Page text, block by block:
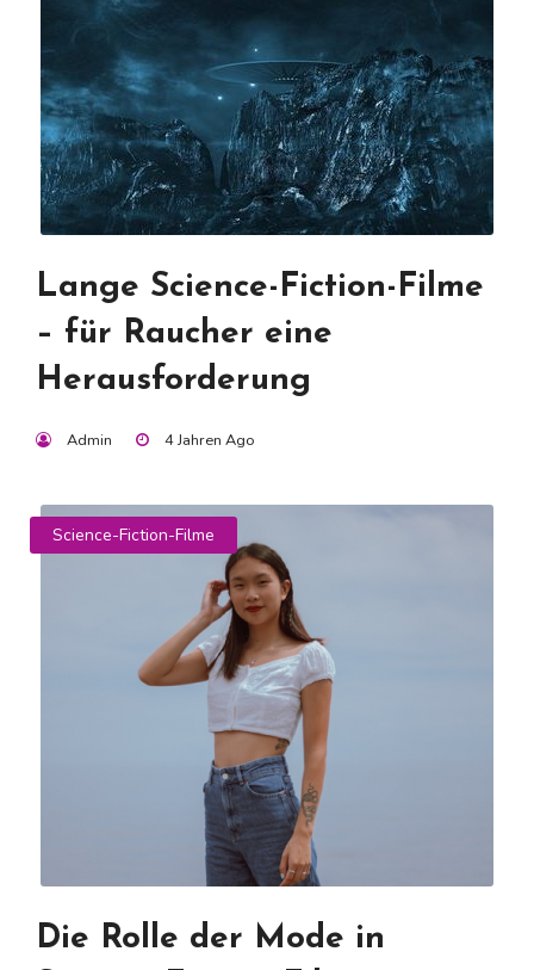
Lange Science-Fiction-Filme
– für Raucher eine
Herausforderung
Admin 4 Jahren Ago
Science-Fiction-Filme
Die Rolle der Mode in